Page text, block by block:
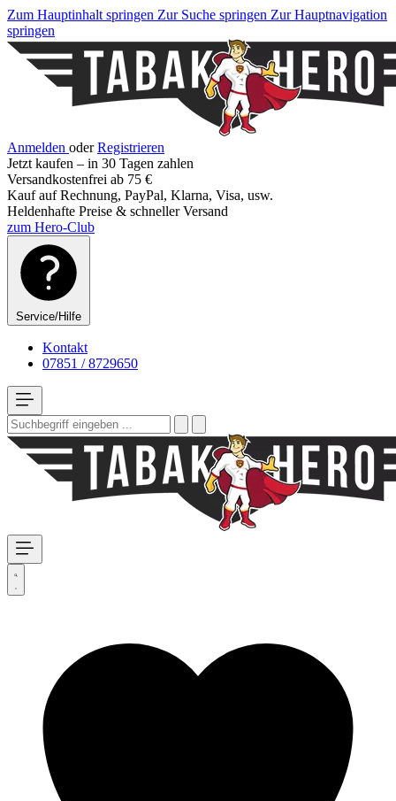
Zum Hauptinhalt springen Zur Suche springen Zur Hauptnavigation
springen
Anmelden oder Registrieren
Jetzt kaufen – in 30 Tagen zahlen
Versandkostenfrei ab 75 €
Kauf auf Rechnung, PayPal, Klarna, Visa, usw.
Heldenhafte Preise & schneller Versand
zum Hero-Club
Service/Hilfe
Kontakt
07851 / 8729650